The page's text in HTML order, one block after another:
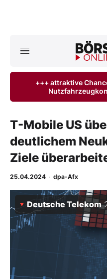
Anlageprodukte
Finanz-Check
Abo & Shop
Experten
Mein B:O
Mein Konto
+++ attraktive
T-Mobile US
deutlichem
Ziele
25.04.2024 · dpa-Afx
Deutsche Telekom